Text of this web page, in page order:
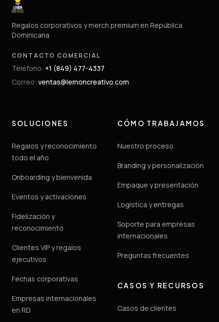
Regalos corporativos y merch premium en República
Dominicana.
CONTACTO COMERCIAL
Teléfono: +1 (849) 477-4337
Correo: ventas@lemoncreativo.com
SOLUCIONES
Regalos y reconocimiento
todo el año
Onboarding y bienvenida
Eventos y activaciones
Fidelización y
reconocimiento
Clientes VIP y regalos
ejecutivos
Fechas corporativas
Empresas internacionales
en RD
CÓMO TRABAJAMOS
Nuestro proceso
Branding y personalización
Empaque y presentación
Logística y entregas
Soporte para empresas
internacionales
Preguntas frecuentes
CASOS Y RECURSOS
Casos de clientes